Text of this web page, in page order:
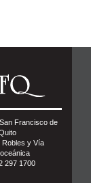
Francisco de
Robles y Vía
297 1700